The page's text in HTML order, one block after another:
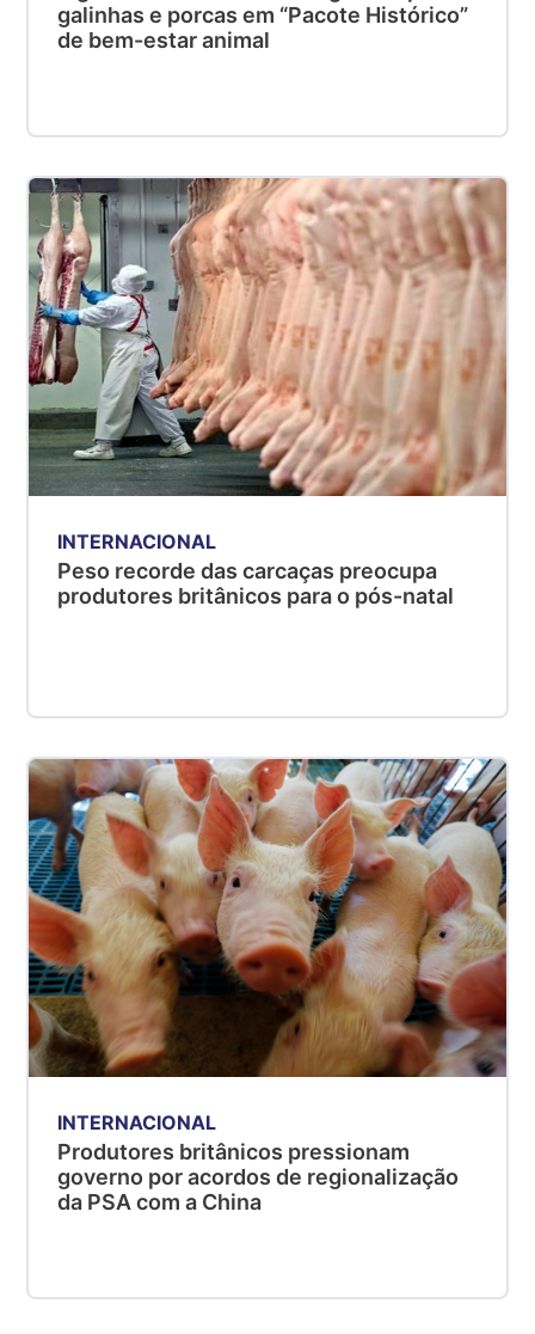
galinhas e porcas em “Pacote Histórico”
de bem-estar animal
INTERNACIONAL
Peso recorde das carcaças preocupa
produtores britânicos para o pós-natal
INTERNACIONAL
Produtores britânicos pressionam
governo por acordos de regionalização
da PSA com a China